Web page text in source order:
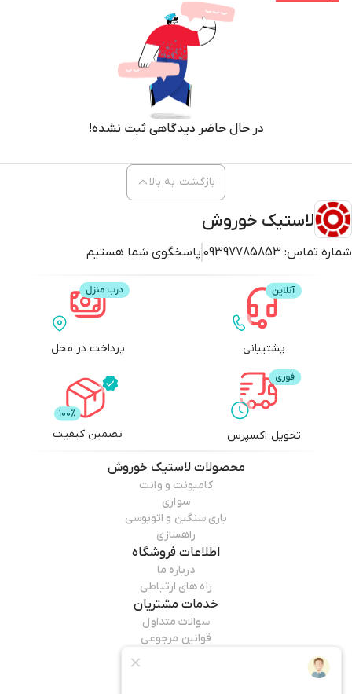
در حال حاضر دیدگاهی ثبت نشده!
لاستیک خوروش
شماره تماس: 09397785853 پاسخگوی شما هستیم
بازگشت به بالا
پشتیبانی پرداخت در محل
تحویل اکسپرس تضمین کیفیت
محصولاتلاستیک خوروش
کامیونت و وانت
سواری
باری سنگین و اتوبوسی
راهسازی
اطلاعات فروشگاه
درباره ما
راه های ارتباطی
خدمات مشتریان
سوالات متداول
قوانین مرجوعی